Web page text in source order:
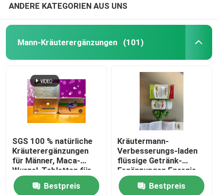
ANDERE KATEGORIEN AUS UNS
Mann-Kräuterergänzungen (101)
SGS 100 % natürliche
Kräuterergänzungen
für Männer, Maca-
Wurzel-Tabletten für
die Gesundheit des
MenschenBestpreis
Kräutermann-
Verbesserungs-laden
flüssige Getränk-
Ergänzungen Energie-
stark Stahl auf
Bestpreis